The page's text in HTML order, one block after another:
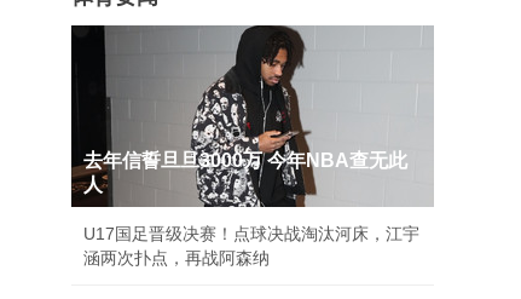
去年信誓旦旦3000万 今年NBA查无此
人
U17国足晋级决赛！点球决战淘汰河床，江宇
涵两次扑点，再战阿森纳